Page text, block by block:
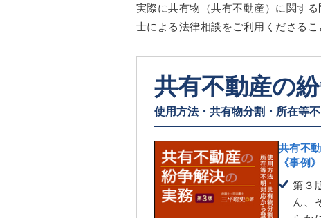
実際に共有物（共有不動産）に関す
士による法律相談をご利用くださるこ
共有不動産の
使用方法・共有物分割・所在等
共有不
《事例
第３
ん、